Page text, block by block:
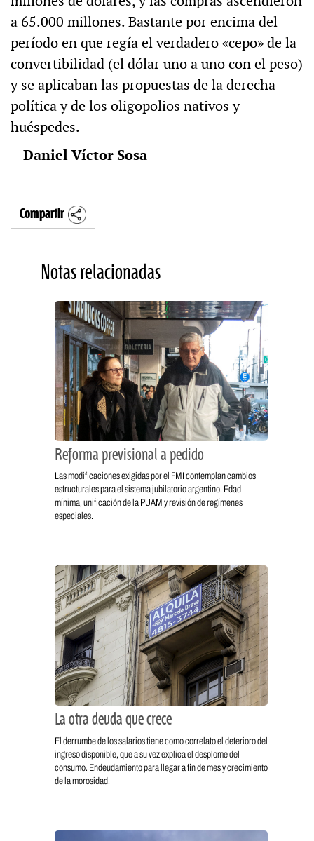
a 65.000 millones. Bastante por encima del
período en que regía el verdadero «cepo» de la
convertibilidad (el dólar uno a uno con el peso)
y se aplicaban las propuestas de la derecha
política y de los oligopolios nativos y
huéspedes.
—Daniel Víctor Sosa
Compartir
Notas relacionadas
Reforma previsional a pedido
Las modificaciones exigidas por el FMI contemplan cambios
estructurales para el sistema jubilatorio argentino. Edad
mínima, unificación de la PUAM y revisión de regímenes
especiales.
La otra deuda que crece
El derrumbe de los salarios tiene como correlato el deterioro del
ingreso disponible, que a su vez explica el desplome del
consumo. Endeudamiento para llegar a fin de mes y crecimiento
de la morosidad.